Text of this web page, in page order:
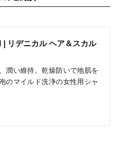
| リデニカル ヘア＆スカル
潤い維持。乾燥防いで地肌を
のマイルド洗浄の女性用シャ